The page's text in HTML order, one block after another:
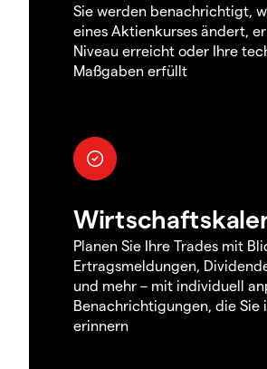
Sie werden benachrichtigt,
eines Aktienkurses ändert,
Niveau erreicht oder Ihre
Maßgaben erfüllt
Planen Sie Ihre Trades mit
Ertragsmeldungen,
und mehr – mit individuell
Benachrichtigungen, die Sie
erinnern